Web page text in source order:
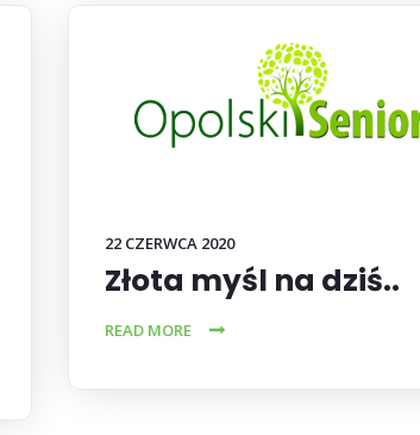
22 CZERWCA 2020
Złota myśl na dziś..
READ MORE